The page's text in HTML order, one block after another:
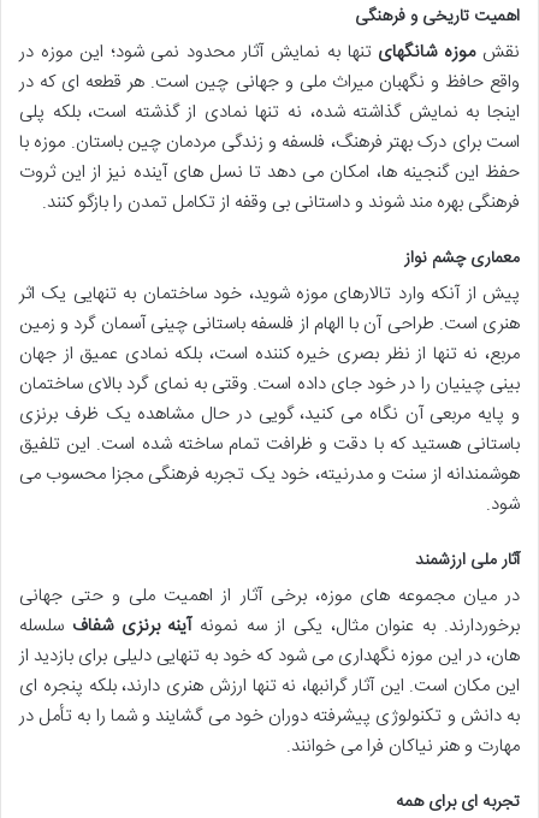
اهمیت تاریخی و فرهنگی
نقشموزه شانگهای تنها به نمایش آثار محدود نمی شود؛ این موزه در
واقع حافظ و نگهبان میراث ملی و جهانی چین است. هر قطعه ای که در
اینجا به نمایش گذاشته شده، نه تنها نمادی از گذشته است، بلکه پلی
است برای درک بهتر فرهنگ، فلسفه و زندگی مردمان چین باستان. موزه با
حفظ این گنجینه ها، امکان می دهد تا نسل های آینده نیز از این ثروت
فرهنگی بهره مند شوند و داستانی بی وقفه از تکامل تمدن را بازگو کنند.
معماری چشم نواز
پیش از آنکه وارد تالارهای موزه شوید، خود ساختمان به تنهایی یک اثر
هنری است. طراحی آن با الهام از فلسفه باستانی چینی آسمان گرد و زمین
مربع، نه تنها از نظر بصری خیره کننده است، بلکه نمادی عمیق از جهان
بینی چینیان را در خود جای داده است. وقتی به نمای گرد بالای ساختمان
و پایه مربعی آن نگاه می کنید، گویی در حال مشاهده یک ظرف برنزی
باستانی هستید که با دقت و ظرافت تمام ساخته شده است. این تلفیق
هوشمندانه از سنت و مدرنیته، خود یک تجربه فرهنگی مجزا محسوب می
شود.
آثار ملی ارزشمند
در میان مجموعه های موزه، برخی آثار از اهمیت ملی و حتی جهانی
برخوردارند. به عنوان مثال، یکی از سه نمونهآینه برنزی شفاف سلسله
هان، در این موزه نگهداری می شود که خود به تنهایی دلیلی برای بازدید از
این مکان است. این آثار گرانبها، نه تنها ارزش هنری دارند، بلکه پنجره ای
به دانش و تکنولوژی پیشرفته دوران خود می گشایند و شما را به تأمل در
مهارت و هنر نیاکان فرا می خوانند.
تجربه ای برای همه